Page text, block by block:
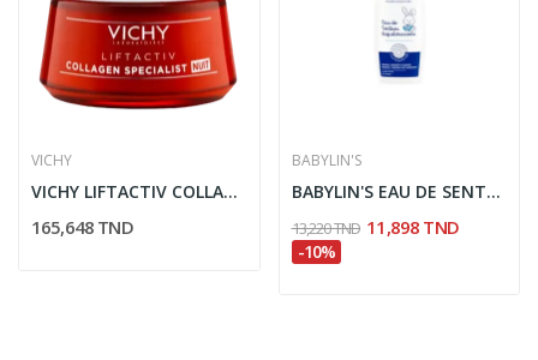
VICHY
VICHY LIFTACTIV COLLAGEN SPECIALIST CREME DE...
165,648 TND
BABYLIN'S
BABYLIN'S EAU DE SENTEUR 100ML
13,220 TND 11,898 TND
-10%